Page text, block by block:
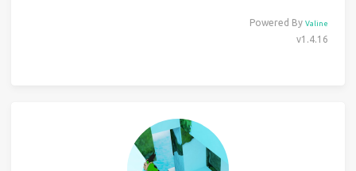
Powered By Valine
v1.4.16